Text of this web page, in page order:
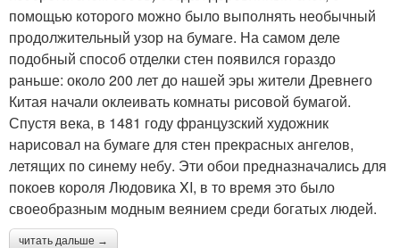
помощью которого можно было выполнять необычный
продолжительный узор на бумаге. На самом деле
подобный способ отделки стен появился гораздо
раньше: около 200 лет до нашей эры жители Древнего
Китая начали оклеивать комнаты рисовой бумагой.
Спустя века, в 1481 году французский художник
нарисовал на бумаге для стен прекрасных ангелов,
летящих по синему небу. Эти обои предназначались для
покоев короля Людовика XI, в то время это было
своеобразным модным веянием среди богатых людей.
читать дальше →